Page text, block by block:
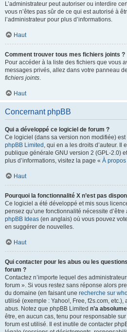
L’administrateur peut autoriser ou interdire
vous n’êtes pas sûr de ce qui est autorisé à
l’administrateur pour plus d’informations.
Haut
Comment trouver tous mes fichiers joints ?
Pour accéder à la liste des fichiers que vous
messages privés, allez dans votre panneau
fichiers joints.
Haut
Concernant phpBB
Qui a développé ce logiciel de forum ?
Ce logiciel (dans sa version non modifiée)
phpBB Limited , qui en a les droits d’auteur. Il
publique générale GNU version 2 (GPL-2.0)
plus d’informations, visitez la page « À
Haut
Pourquoi la fonctionnalité X n’est pas
Ce logiciel a été développé et mis sous
pensez qu’une fonctionnalité nécessite
phpBB Ideas (en anglais) où vous pouvez
en suggérer de nouvelles.
Haut
Qui contacter pour les abus ou les
forum ?
Contactez n’importe lequel des
forum ». Si vous restez sans réponse alors
du domaine (en faisant une recherche sur
utilisé (exemple : Yahoo!, Free, f2s.com,
abus. Notez que phpBB Limited n’a
être, en aucun cas, tenu pour responsable sur
forum est utilisé. Il est inutile de contacter